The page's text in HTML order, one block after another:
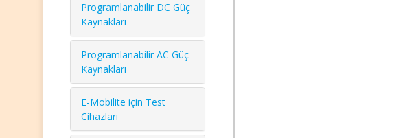
Programlanabilir DC Güç
Kaynakları
Programlanabilir AC Güç
Kaynakları
E-Mobilite için Test
Cihazları